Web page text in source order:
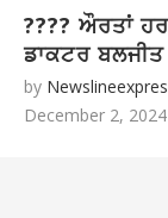
???? ਔਰਤਾਂ
ਡਾਕਟਰ
by
December 2, 2024